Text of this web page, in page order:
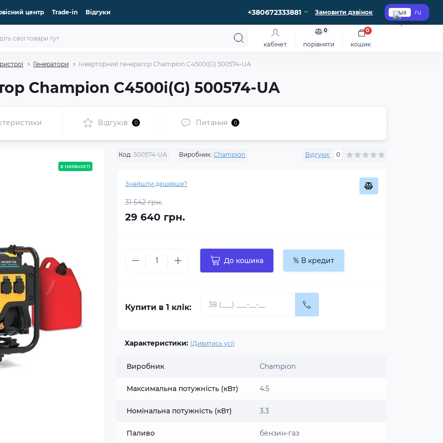
центр Trade-in Відгуки +380672333881 Замовити дзвінок ua ru
кабінет порівняти
0
кошик
0
Генератори Інверторний генератор Champion C4500i(G) 500574-UA
Champion C4500i(G) 500574-UA
Відгуків 0 Питання 0
в наявності
Код: 500574-UA Виробник: Champion Відгуки: 0
Знайшли дешевше?
31 542 грн.
29 640 грн.
До кошика % В кредит
Купити в 1 клік:
Характеристики: (Дивитись усі)
Виробник Champion
Максимальна потужність (кВт) 4.5
Номінальна потужність (кВт) 3.3
Паливо бензин-газ